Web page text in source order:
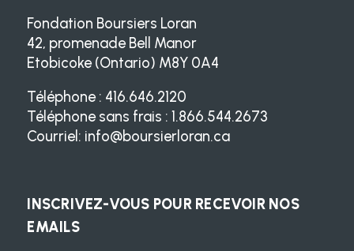
Fondation Boursiers Loran
42, promenade Bell Manor
Etobicoke (Ontario) M8Y 0A4
Téléphone : 416.646.2120
Téléphone sans frais : 1.866.544.2673
Courriel: info@boursierloran.ca
INSCRIVEZ-VOUS POUR RECEVOIR NOS
EMAILS